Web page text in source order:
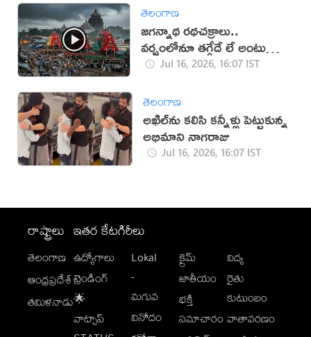
తెలంగాణ
జగన్నాథ రథచక్రాలు..
వర్షంలోనూ తగ్గేదే లే అంటున్న
భక్తులుJul 16, 2026, 16:07 IST
తెలంగాణ
అఖిల్‌ను కలిసి కన్నీళ్లు పెట్టుకున్న
అభిమాని నాగరాజు
Jul 16, 2026, 16:07 IST
రాష్ట్రాలు
తెలంగాణ
ఆంధ్రప్రదేశ్
తమిళనాడు
ఇతర కేటగిరీలు
ఉద్యోగాలు
ట్రెండింగ్
🌟
వాట్సాప్
Lokal
-
మగువ
వినోదం
క్రైమ్
జాతీయం
భక్తి
సమాచారం
విద్య
రైతు
కుటుంబం
వాతావరణం